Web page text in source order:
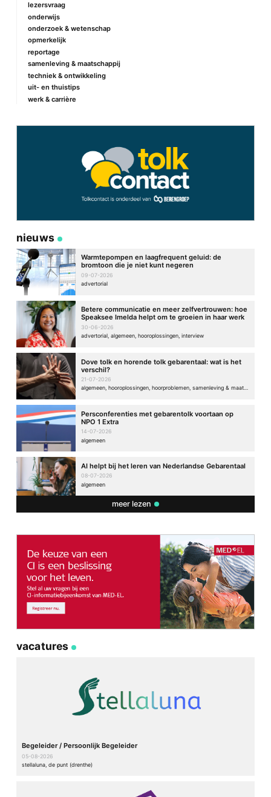
lezersvraag
onderwijs
onderzoek & wetenschap
opmerkelijk
reportage
samenleving & maatschappij
techniek & ontwikkeling
uit- en thuistips
werk & carrière
nieuws
Warmtepompen en laagfrequent geluid: de
bromtoon die je niet kunt negeren
09-07-2026
advertorial
Betere communicatie en meer zelfvertrouwen: hoe
Speaksee Imelda helpt om te groeien in haar werk
30-06-2026
advertorial, algemeen, hooroplossingen, interview
Dove tolk en horende tolk gebarentaal: wat is het
verschil?
21-07-2026
algemeen, hooroplossingen, hoorproblemen, samenleving & maatschappij
Persconferenties met gebarentolk voortaan op
NPO 1 Extra
14-07-2026
algemeen
AI helpt bij het leren van Nederlandse Gebarentaal
08-07-2026
algemeen
meer lezen
vacatures
Begeleider / Persoonlijk Begeleider
05-08-2026
stellaluna, de punt (drenthe)